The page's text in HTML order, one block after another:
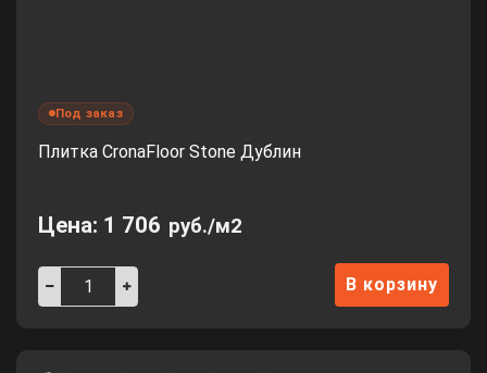
Под заказ
Плитка CronaFloor Stone Дублин
Цена: 1 706 руб./м2
В корзину